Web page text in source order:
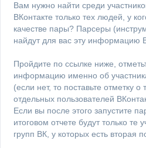
Вам нужно найти среди
ВКонтакте только тех людей, у
качестве пары? Парсеры
найдут для вас эту информацию
Пройдите по ссылке ниже,
информацию именно об
(если нет, то поставьте отметку о
отдельных пользователей
Если вы после этого запустите
итоговом отчете будут только те
групп ВК, у которых есть вторая